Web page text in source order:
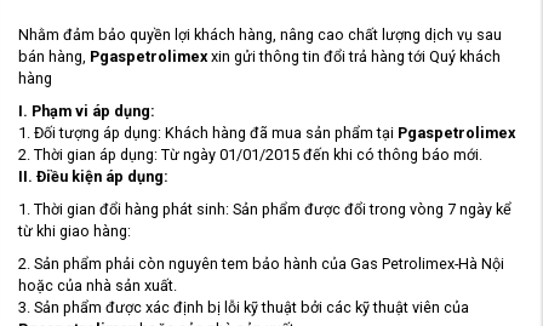
Nhằm đảm bảo quyền lợi khách hàng, nâng cao chất lượng dịch vụ sau
bán hàng, Pgaspetrolimexxin gửi thông tin đổi trả hàng tới Quý khách
hàng
I. Phạm vi áp dụng:
1. Đối tượng áp dụng: Khách hàng đã mua sản phẩm tại Pgaspetrolimex
2. Thời gian áp dụng: Từ ngày 01/01/2015 đến khi có thông báo mới.
II. Điều kiện áp dụng:
1. Thời gian đổi hàng phát sinh: Sản phẩm được đổi trong vòng 7 ngày kể
từ khi giao hàng:
2. Sản phẩm phải còn nguyên tem bảo hành của Gas Petrolimex-Hà Nội
hoặc của nhà sản xuất.
3. Sản phẩm được xác định bị lỗi kỹ thuật bởi các kỹ thuật viên của